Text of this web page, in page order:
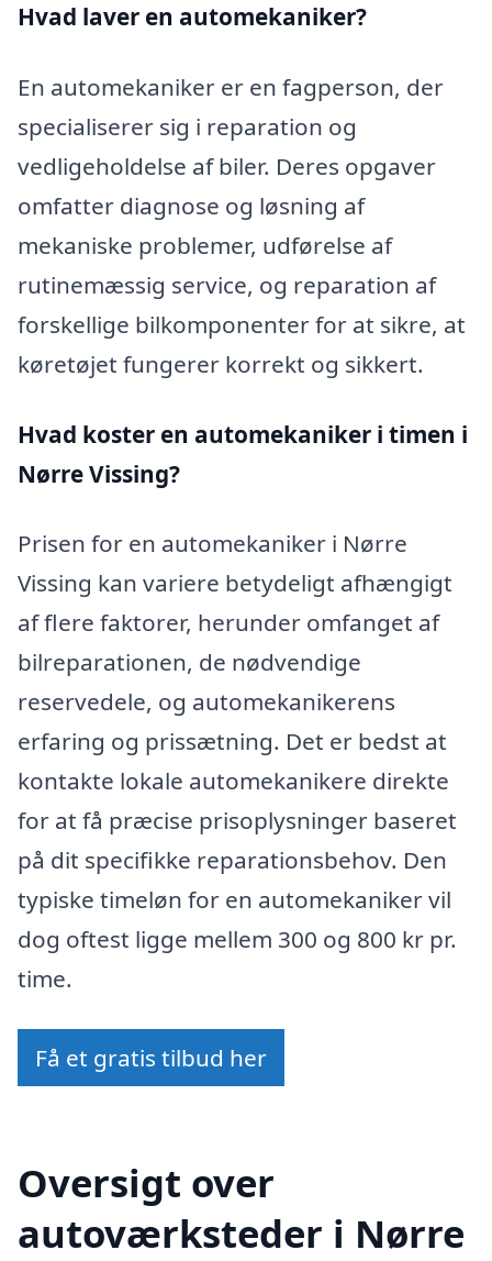
Hvad laver en automekaniker?
En automekaniker er en fagperson, der
specialiserer sig i reparation og
vedligeholdelse af biler. Deres opgaver
omfatter diagnose og løsning af
mekaniske problemer, udførelse af
rutinemæssig service, og reparation af
forskellige bilkomponenter for at sikre, at
køretøjet fungerer korrekt og sikkert.
Hvad koster en automekaniker i timen i
Nørre Vissing?
Prisen for en automekaniker i Nørre
Vissing kan variere betydeligt afhængigt
af flere faktorer, herunder omfanget af
bilreparationen, de nødvendige
reservedele, og automekanikerens
erfaring og prissætning. Det er bedst at
kontakte lokale automekanikere direkte
for at få præcise prisoplysninger baseret
på dit specifikke reparationsbehov. Den
typiske timeløn for en automekaniker vil
dog oftest ligge mellem 300 og 800 kr pr.
time.
Få et gratis tilbud her
Oversigt over
autoværksteder i Nørre